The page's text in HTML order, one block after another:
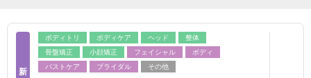
新
ボディトリ ボディケア ヘッド
整体
骨盤矯正
小顔矯正 フェイシャル
ボディ
バストケア
ブライダル その他